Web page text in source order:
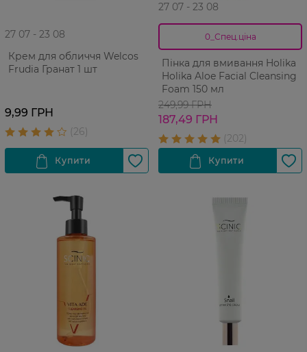
27 07 - 23 08
Крем для обличчя Welcos
Frudia Гранат 1 шт
9,99 ГРН
27 07 - 23 08
0_Спец.ціна
Пінка для вмивання Holika
Holika Aloe Facial Cleansing
Foam 150 мл
249,99 ГРН
187,49 ГРН